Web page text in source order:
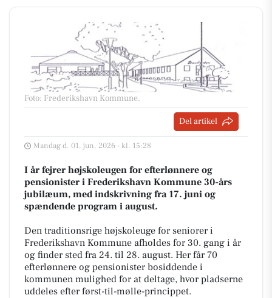
Foto: Frederikshavn Kommune.
Del artikel
Mandag d. 01. jun. 2026 - kl. 15:28
I år fejrer højskoleugen for efterlønnere og
pensionister i Frederikshavn Kommune 30-års
jubilæum, med indskrivning fra 17. juni og
spændende program i august.
Den traditionsrige højskoleuge for seniorer i
Frederikshavn Kommune afholdes for 30. gang i år
og finder sted fra 24. til 28. august. Her får 70
efterlønnere og pensionister bosiddende i
kommunen mulighed for at deltage, hvor pladserne
uddeles efter først-til-mølle-princippet.